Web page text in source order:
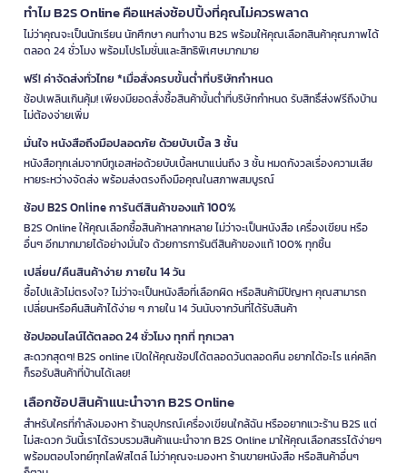
ทำไม B2S Online คือแหล่งช้อปปิ้งที่คุณไม่ควรพลาด
ไม่ว่าคุณจะเป็นนักเรียน นักศึกษา คนทำงาน B2S พร้อมให้คุณเลือกสินค้าคุณภาพได้
ตลอด 24 ชั่วโมง พร้อมโปรโมชั่นและสิทธิพิเศษมากมาย
ฟรี! ค่าจัดส่งทั่วไทย *เมื่อสั่งครบขั้นต่ำที่บริษัทกำหนด
ช้อปเพลินเกินคุ้ม! เพียงมียอดสั่งซื้อสินค้าขั้นต่ำที่บริษัทกำหนด รับสิทธิ์ส่งฟรีถึงบ้าน
ไม่ต้องจ่ายเพิ่ม
มั่นใจ หนังสือถึงมือปลอดภัย ด้วยบับเบิ้ล 3 ชั้น
หนังสือทุกเล่มจากบีทูเอสห่อด้วยบับเบิ้ลหนาแน่นถึง 3 ชั้น หมดกังวลเรื่องความเสีย
หายระหว่างจัดส่ง พร้อมส่งตรงถึงมือคุณในสภาพสมบูรณ์
ช้อป B2S Online การันตีสินค้าของแท้ 100%
B2S Online ให้คุณเลือกซื้อสินค้าหลากหลาย ไม่ว่าจะเป็นหนังสือ เครื่องเขียน หรือ
อื่นๆ อีกมากมายได้อย่างมั่นใจ ด้วยการการันตีสินค้าของแท้ 100% ทุกชิ้น
เปลี่ยน/คืนสินค้าง่าย ภายใน 14 วัน
ซื้อไปแล้วไม่ตรงใจ? ไม่ว่าจะเป็นหนังสือที่เลือกผิด หรือสินค้ามีปัญหา คุณสามารถ
เปลี่ยนหรือคืนสินค้าได้ง่าย ๆ ภายใน 14 วันนับจากวันที่ได้รับสินค้า
ช้อปออนไลน์ได้ตลอด 24 ชั่วโมง ทุกที่ ทุกเวลา
สะดวกสุดๆ! B2S online เปิดให้คุณช้อปได้ตลอดวันตลอดคืน อยากได้อะไร แค่คลิก
ก็รอรับสินค้าที่บ้านได้เลย!
เลือกช้อปสินค้าแนะนำจาก B2S Online
สำหรับใครที่กำลังมองหา ร้านอุปกรณ์เครื่องเขียนใกล้ฉัน หรืออยากแวะร้าน B2S แต่
ไม่สะดวก วันนี้เราได้รวบรวมสินค้าแนะนำจาก B2S Online มาให้คุณเลือกสรรได้ง่ายๆ
พร้อมตอบโจทย์ทุกไลฟ์สไตล์ ไม่ว่าคุณจะมองหา ร้านขายหนังสือ หรือสินค้าอื่นๆ